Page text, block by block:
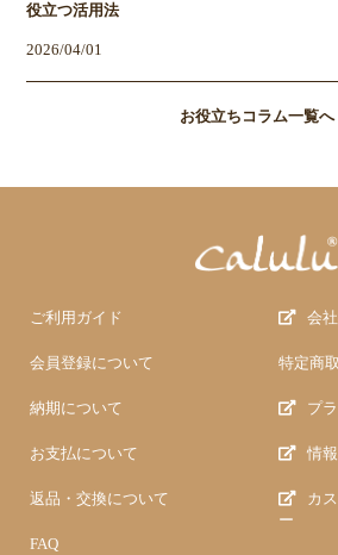
役立つ活用法
2026/04/01
お役立ちコラム一覧へ
ご利用ガイド
会員登録について
納期について
お支払について
返品・交換について
FAQ
会
特定商
プ
情
カ
ー